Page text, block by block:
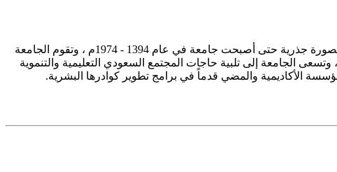
تأسست جامعة الإمام محمد بن سعود الإسلامية ممثلة في كلية الشريعة في سنة 1373هـ 1953م، وتطورت منذ ذلك الحين بصورة جذرية حتى أصبحت جامعة في عام 1394 - 1974م ، وتقوم الجامعة
الجامعة إلى تلبية حاجات المجتمع السعودي التعليمية والتنموية
الأكاديمية والمضي قدماً في برامج تطوير كوادرها البشرية.